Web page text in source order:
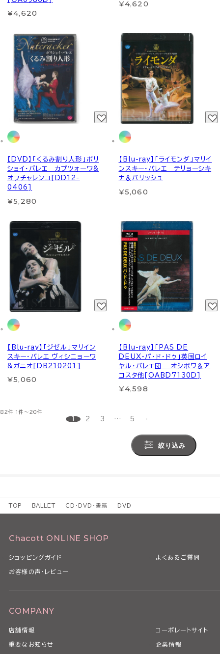
¥4,620
¥4,620
【DVD】「くるみ割り人形」ボリ
ショイ・バレエ カプツォーワ&
オフチャレンコ[DD12-
0406]
¥5,280
【Blu-ray】「ライモンダ」マリイ
ンスキー・バレエ テリョーシキ
ナ＆パリッシュ
¥5,060
【Blu-ray】「ジゼル」マリイン
スキー・バレエ ヴィシニョーワ
&ガニオ[DB210201]
¥5,060
【Blu-ray】「PAS DE
DEUX-パ・ド・ドゥ」英国ロイ
ヤル・バレエ団 オシポワ＆ア
コスタ他[OABD7130D]
¥4,598
82件 1件～20件
1 2 3 … 5
絞り込み
TOP BALLET CD・DVD・書籍 DVD
Chacott ONLINE SHOP
ショッピングガイド よくあるご質問
お客様の声・レビュー
COMPANY
店舗情報 コーポレートサイト
重要なお知らせ 企業情報